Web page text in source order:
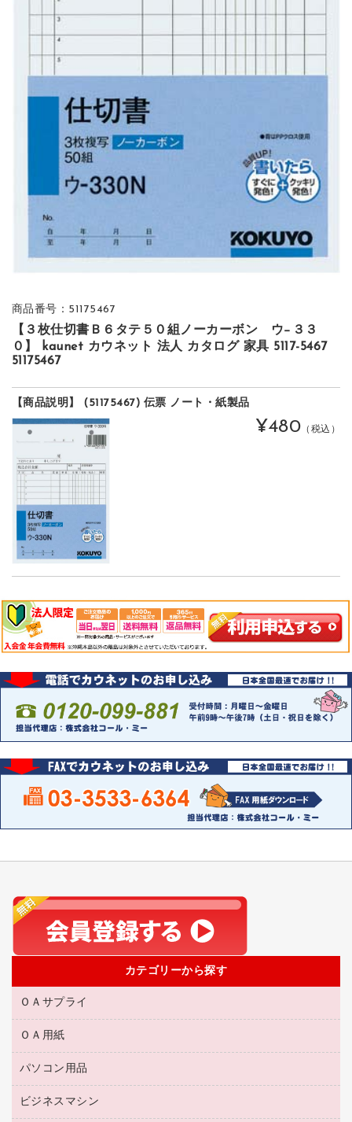
商品番号：51175467
【３枚仕切書Ｂ６タテ５０組ノーカーボン ウ−３３
０】 kaunet カウネット 法人 カタログ 家具 5117-5467
51175467
【商品説明】 (51175467) 伝票 ノート・紙製品
¥480 （税込）
カテゴリーから探す
ＯＡサプライ
互換インクカートリッジ
リサイクルトナー（プール方式）
リサイクルインクカートリッジ
ＯＡ用紙
名刺用紙
ワープロ用紙
パソコン用品
パソコン周辺機器
ビジネスマシン